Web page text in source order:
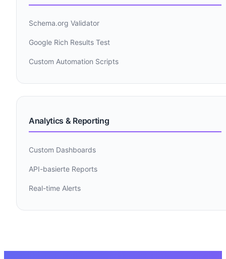
Schema.org Validator
Google Rich Results Test
Custom Automation Scripts
Analytics & Reporting
Custom Dashboards
API-basierte Reports
Real-time Alerts